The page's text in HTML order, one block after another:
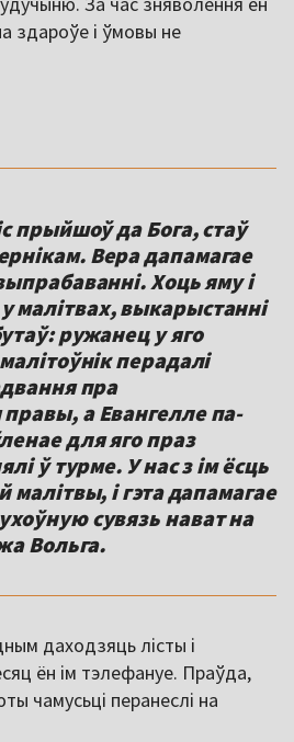
здароўе і ўмовы не
прыйшоў да Бога, стаў
Вера дапамагае
Хоць яму і
выкарыстанні
ружанец у яго
перадалі
пра
а Евангелле па-
для яго праз
ў турме. У нас з ім ёсць
малітвы, і гэта дапамагае
сувязь нават на
Вольга.
даходзяць лісты і
ён ім тэлефануе. Праўда,
чамусьці перанеслі на